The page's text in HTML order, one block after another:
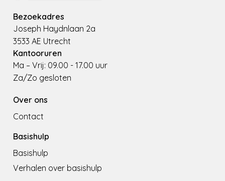
Bezoekadres
Joseph Haydnlaan 2a
3533 AE Utrecht
Kantooruren
Ma – Vrij: 09.00 - 17.00 uur
Za/Zo gesloten
Over ons
Contact
Basishulp
Basishulp
Verhalen over basishulp